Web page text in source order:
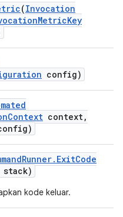
(Invocation
MetricKey
config)
Context context,
Runner. ExitCode
stack)
kode keluar.